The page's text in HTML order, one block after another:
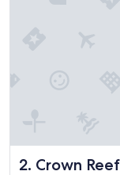
2. Crown
Crown Reef